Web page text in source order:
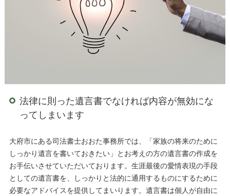
法律に則った遺言書でなければ内容が無効にな
ってしまいます
大府市にある司法書士おおた事務所では、「家族の将来のために
しっかり遺言を書いておきたい」とお考えの方の遺言書の作成を
お手伝いさせていただいております。生涯最後の愛情表現の手段
としての遺言書を、しっかりと法的に通用するものにするために
必要なアドバイスを提供してまいります。遺言書は個人が自由に